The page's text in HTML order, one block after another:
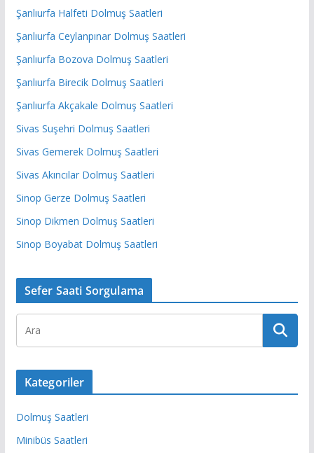
Şanlıurfa Halfeti Dolmuş Saatleri
Şanlıurfa Ceylanpınar Dolmuş Saatleri
Şanlıurfa Bozova Dolmuş Saatleri
Şanlıurfa Birecik Dolmuş Saatleri
Şanlıurfa Akçakale Dolmuş Saatleri
Sivas Suşehri Dolmuş Saatleri
Sivas Gemerek Dolmuş Saatleri
Sivas Akıncılar Dolmuş Saatleri
Sinop Gerze Dolmuş Saatleri
Sinop Dikmen Dolmuş Saatleri
Sinop Boyabat Dolmuş Saatleri
Sefer Saati Sorgulama
Kategoriler
Dolmuş Saatleri
Minibüs Saatleri